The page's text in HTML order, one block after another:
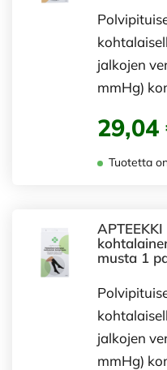
jalkojen
mmHg)
29,04
Tuotetta
musta 1
jalkojen
mmHg)